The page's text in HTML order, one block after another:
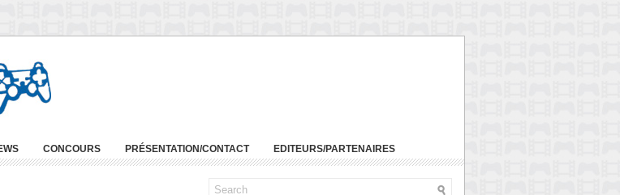
CONCOURS PRÉSENTATION/CONTACT EDITEURS/PARTENAIRES